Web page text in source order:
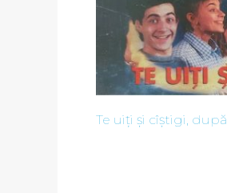
Te uiți și cîștigi,